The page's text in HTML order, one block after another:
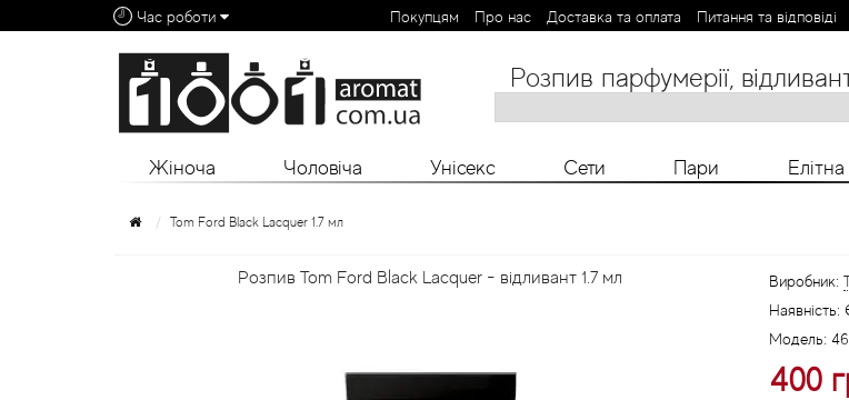
Час роботи Покупцям Про нас Доставка та оплата Питання та відповіді
Алфавітний покажчик: 0 - 9 A B C D F G H M N O P R S T V X Y Z
Розпив парфумерії,
Жіноча Чоловіча Унісекс Сети Пари Елітна
Tom Ford Black Lacquer 1.7 мл
Розпив Tom Ford Black Lacquer - відливант 1.7 мл Виробник:
Наявність:
Модель:
400